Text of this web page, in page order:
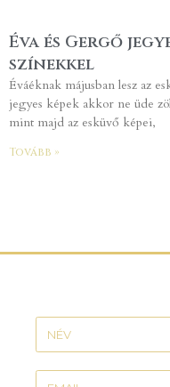
Éva és Gergő
színekkel
Éváéknak májusban lesz az
jegyes képek akkor ne üde
mint majd az esküvő képei,
Tovább »